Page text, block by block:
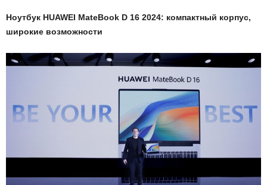
Ноутбук HUAWEI MateBook D 16 2024: компактный корпус,
широкие возможности